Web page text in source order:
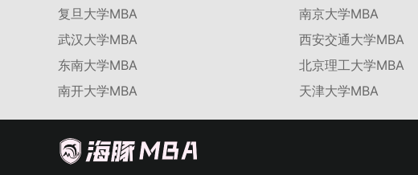
复旦大学MBA
南京大学MBA
武汉大学MBA
西安交通大学MBA
东南大学MBA
北京理工大学MBA
南开大学MBA
天津大学MBA